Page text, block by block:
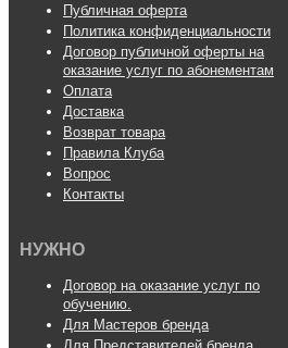
Публичная оферта
Политика конфиденциальности
Договор публичной оферты на
оказание услуг по абонементам
Оплата
Доставка
Возврат товара
Правила Клуба
Вопрос
Контакты
НУЖНО
Договор на оказание услуг по
обучению.
Для Мастеров бренда